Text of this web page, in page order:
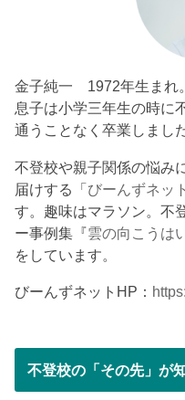
金子純一 1972年生まれ。
息子は小学三年生の時に
通うことなく卒業しまし
不登校や親子関係の悩み
届けする「びーんずネット
す。趣味はマラソン。不
ー事例集『雲の向こうは
をしています。
びーんずネットHP：
不登校の「その先」が